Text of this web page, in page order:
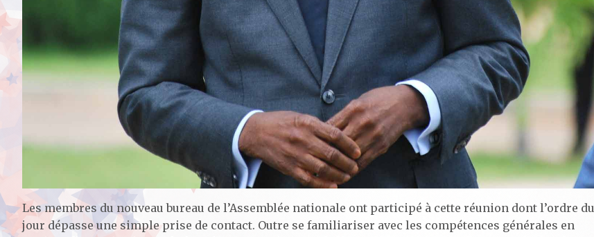
Les membres du nouveau bureau de l’Assemblée nationale ont participé à cette réunion dont l’ordre du
jour dépasse une simple prise de contact. Outre se familiariser avec les compétences générales en